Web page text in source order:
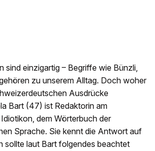
sind einzigartig – Begriffe wie Bünzli,
zu unserem Alltag. Doch woher
Ausdrücke
Bart (47) ist Redaktorin am
dem Wörterbuch der
Sprache. Sie kennt die Antwort auf
sollte laut Bart folgendes beachtet